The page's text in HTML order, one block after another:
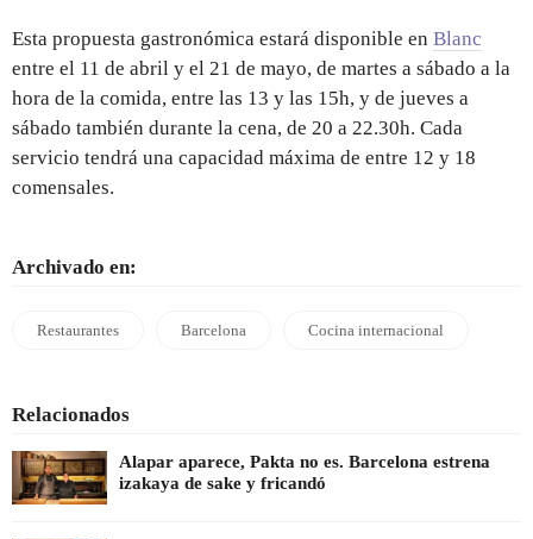
Esta propuesta gastronómica estará disponible en Blanc
entre el 11 de abril y el 21 de mayo, de martes a sábado a la
hora de la comida, entre las 13 y las 15h, y de jueves a
sábado también durante la cena, de 20 a 22.30h. Cada
servicio tendrá una capacidad máxima de entre 12 y 18
comensales.
Archivado en:
Restaurantes Barcelona Cocina internacional
Relacionados
Alapar aparece, Pakta no es. Barcelona estrena
izakaya de sake y fricandó